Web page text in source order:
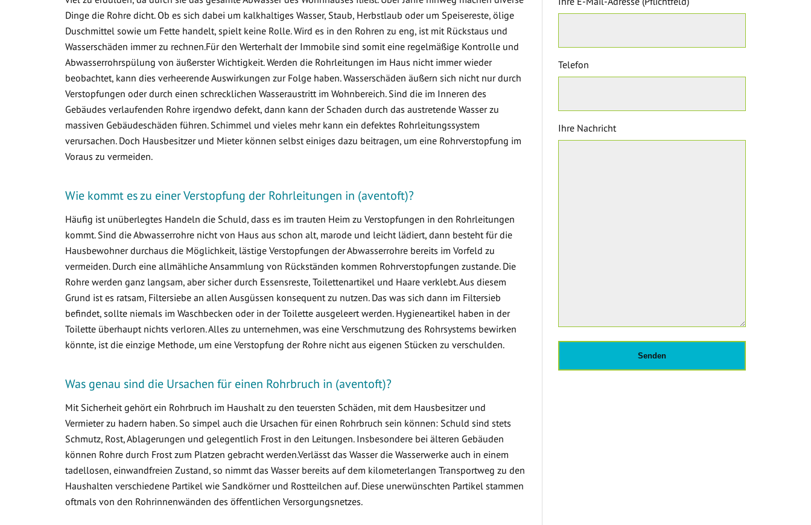
Dinge die Rohre dicht. Ob es sich dabei um kalkhaltiges Wasser, Staub, Herbstlaub oder um Speisereste, ölige
Duschmittel sowie um Fette handelt, spielt keine Rolle. Wird es in den Rohren zu eng, ist mit Rückstaus und
Wasserschäden immer zu rechnen.Für den Werterhalt der Immobile sind somit eine regelmäßige Kontrolle und
Abwasserrohrspülung von äußerster Wichtigkeit. Werden die Rohrleitungen im Haus nicht immer wieder
beobachtet, kann dies verheerende Auswirkungen zur Folge haben. Wasserschäden äußern sich nicht nur durch
Verstopfungen oder durch einen schrecklichen Wasseraustritt im Wohnbereich. Sind die im Inneren des
Gebäudes verlaufenden Rohre irgendwo defekt, dann kann der Schaden durch das austretende Wasser zu
massiven Gebäudeschäden führen. Schimmel und vieles mehr kann ein defektes Rohrleitungssystem
verursachen. Doch Hausbesitzer und Mieter können selbst einiges dazu beitragen, um eine Rohrverstopfung im
Voraus zu vermeiden.
Wie kommt es zu einer Verstopfung der Rohrleitungen in (aventoft)?
Häufig ist unüberlegtes Handeln die Schuld, dass es im trauten Heim zu Verstopfungen in den Rohrleitungen
kommt. Sind die Abwasserrohre nicht von Haus aus schon alt, marode und leicht lädiert, dann besteht für die
Hausbewohner durchaus die Möglichkeit, lästige Verstopfungen der Abwasserrohre bereits im Vorfeld zu
vermeiden. Durch eine allmähliche Ansammlung von Rückständen kommen Rohrverstopfungen zustande. Die
Rohre werden ganz langsam, aber sicher durch Essensreste, Toilettenartikel und Haare verklebt. Aus diesem
Grund ist es ratsam, Filtersiebe an allen Ausgüssen konsequent zu nutzen. Das was sich dann im Filtersieb
befindet, sollte niemals im Waschbecken oder in der Toilette ausgeleert werden. Hygieneartikel haben in der
Toilette überhaupt nichts verloren. Alles zu unternehmen, was eine Verschmutzung des Rohrsystems bewirken
könnte, ist die einzige Methode, um eine Verstopfung der Rohre nicht aus eigenen Stücken zu verschulden.
Was genau sind die Ursachen für einen Rohrbruch in (aventoft)?
Mit Sicherheit gehört ein Rohrbruch im Haushalt zu den teuersten Schäden, mit dem Hausbesitzer und
Vermieter zu hadern haben. So simpel auch die Ursachen für einen Rohrbruch sein können: Schuld sind stets
Schmutz, Rost, Ablagerungen und gelegentlich Frost in den Leitungen. Insbesondere bei älteren Gebäuden
können Rohre durch Frost zum Platzen gebracht werden.Verlässt das Wasser die Wasserwerke auch in einem
tadellosen, einwandfreien Zustand, so nimmt das Wasser bereits auf dem kilometerlangen Transportweg zu den
Haushalten verschiedene Partikel wie Sandkörner und Rostteilchen auf. Diese unerwünschten Partikel stammen
oftmals von den Rohrinnenwänden des öffentlichen Versorgungsnetzes.
Telefon
Ihre Nachricht